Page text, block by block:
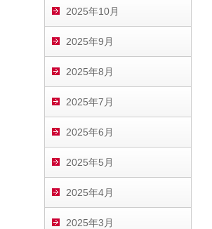
2025年10月
2025年9月
2025年8月
2025年7月
2025年6月
2025年5月
2025年4月
2025年3月